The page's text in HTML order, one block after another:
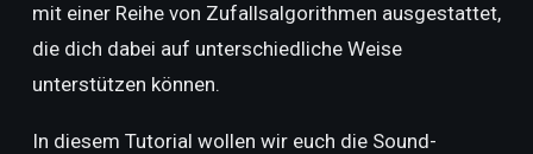
mit einer Reihe von Zufallsalgorithmen ausgestattet,
die dich dabei auf unterschiedliche Weise
unterstützen können.
In diesem Tutorial wollen wir euch die Sound-